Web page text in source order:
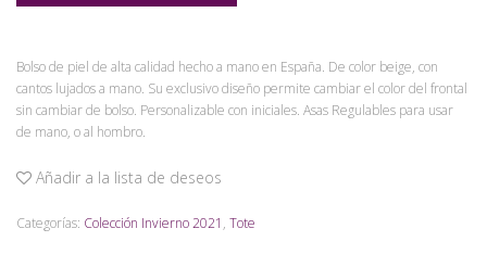
Bolso de piel de alta calidad hecho a mano en España. De color beige, con
cantos lujados a mano. Su exclusivo diseño permite cambiar el color del frontal
sin cambiar de bolso. Personalizable con iniciales. Asas Regulables para usar
de mano, o al hombro.
Añadir a la lista de deseos
Categorías: Colección Invierno 2021 , Tote